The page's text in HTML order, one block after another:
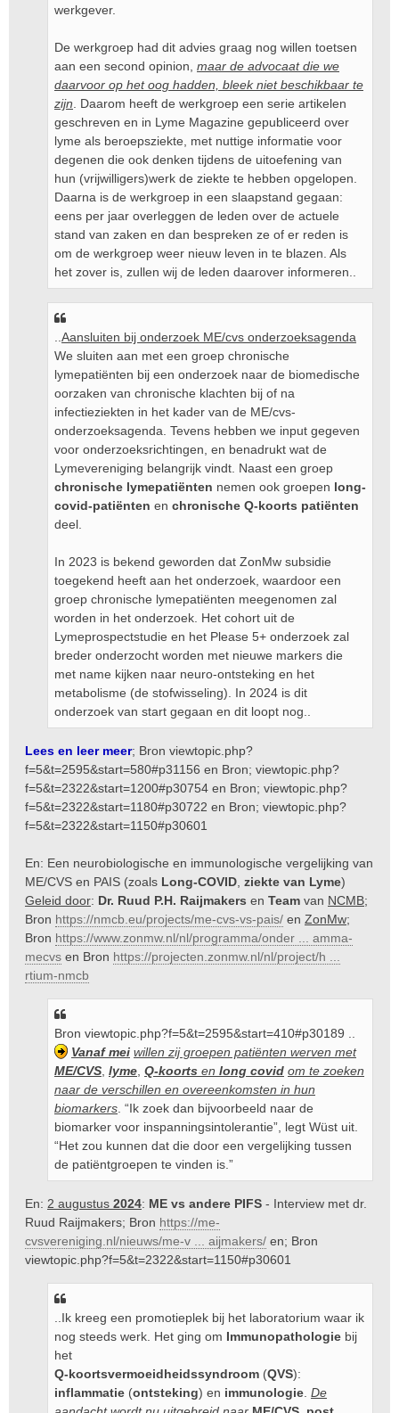
werkgever.
De werkgroep had dit advies graag nog willen toetsen
aan een second opinion, maar de advocaat die we
daarvoor op het oog hadden, bleek niet beschikbaar te
zijn . Daarom heeft de werkgroep een serie artikelen
geschreven en in Lyme Magazine gepubliceerd over
lyme als beroepsziekte, met nuttige informatie voor
degenen die ook denken tijdens de uitoefening van
hun (vrijwilligers)werk de ziekte te hebben opgelopen.
Daarna is de werkgroep in een slaapstand gegaan:
eens per jaar overleggen de leden over de actuele
stand van zaken en dan bespreken ze of er reden is
om de werkgroep weer nieuw leven in te blazen. Als
het zover is, zullen wij de leden daarover informeren..
Aansluiten bij onderzoek ME/cvs onderzoeksagenda
We sluiten aan met een groep chronische
lymepatiënten bij een onderzoek naar de biomedische
oorzaken van chronische klachten bij of na
infectieziekten in het kader van de ME/cvs-
onderzoeksagenda. Tevens hebben we input gegeven
voor onderzoeksrichtingen, en benadrukt wat de
Lymevereniging belangrijk vindt. Naast een groep
chronische lymepatiënten nemen ook groepen long-
covid-patiënten en chronische Q-koorts patiënten
deel.
In 2023 is bekend geworden dat ZonMw subsidie
toegekend heeft aan het onderzoek, waardoor een
groep chronische lymepatiënten meegenomen zal
worden in het onderzoek. Het cohort uit de
Lymeprospectstudie en het Please 5+ onderzoek zal
breder onderzocht worden met nieuwe markers die
met name kijken naar neuro-ontsteking en het
metabolisme (de stofwisseling). In 2024 is dit
onderzoek van start gegaan en dit loopt nog..
Lees en leer meer; Bron viewtopic.php?
f=5&t=2595&start=580#p31156 en Bron; viewtopic.php?
f=5&t=2322&start=1200#p30754 en Bron; viewtopic.php?
f=5&t=2322&start=1180#p30722 en Bron; viewtopic.php?
f=5&t=2322&start=1150#p30601
En: Een neurobiologische en immunologische vergelijking van
ME/CVS en PAIS (zoals Long-COVID ziekte van Lyme)
Geleid door: Dr. Ruud P.H. Raijmakers en Team van NCMB;
Bron https://nmcb.eu/projects/me-cvs-vs-pais/ en ZonMw;
Bron https://www.zonmw.nl/nl/programma/onder ... amma-
mecvs en Bron https://projecten.zonmw.nl/nl/project/h ...
rtium-nmcb
Bron viewtopic.php?f=5&t=2595&start=410#p30189
Vanaf mei willen zij groepen patiënten werven met
ME/CVS lyme Q-koorts en long covid om te zoeken
naar de verschillen en overeenkomsten in hun
biomarkers . “Ik zoek dan bijvoorbeeld naar de
biomarker voor inspanningsintolerantie”, legt Wüst uit.
“Het zou kunnen dat die door een vergelijking tussen
de patiëntgroepen te vinden is.”
En: 2 augustus 2024: ME vs andere PIFS - Interview met dr.
Ruud Raijmakers; Bron https://me-
cvsvereniging.nl/nieuws/me-v ... aijmakers/ en; Bron
viewtopic.php?f=5&t=2322&start=1150#p30601
..Ik kreeg een promotieplek bij het laboratorium waar ik
nog steeds werk. Het ging om Immunopathologie bij
het
Q-koortsvermoeidheidssyndroom (QVS):
inflammatie (ontsteking) en immunologie De